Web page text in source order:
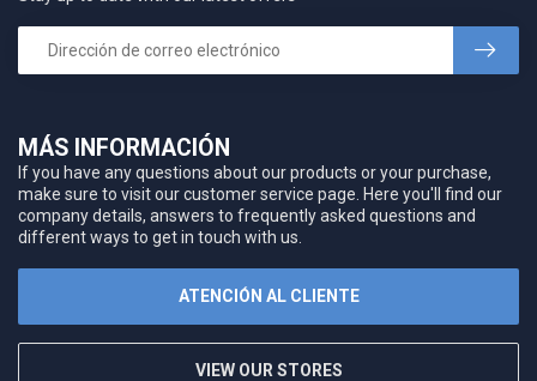
MÁS INFORMACIÓN
If you have any questions about our products or your purchase,
make sure to visit our customer service page. Here you'll find our
company details, answers to frequently asked questions and
different ways to get in touch with us.
ATENCIÓN AL CLIENTE
VIEW OUR STORES